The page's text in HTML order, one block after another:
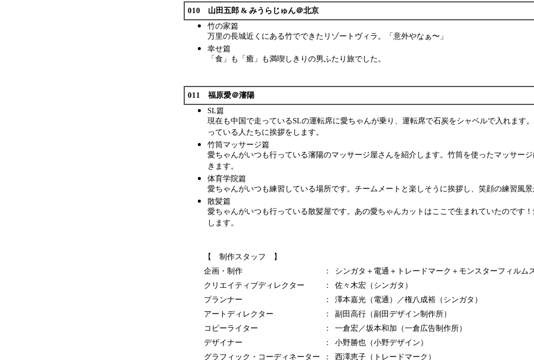
010 山田五郎 & みうらじゅん＠北京
竹の家篇
万里の長城近くにある竹でできたリゾートヴィラ。「意外やなぁ〜」
幸せ篇
「食」も「癒」も満喫しきりの男ふたり旅でした。
011 福原愛＠瀋陽
SL篇
現在も中国で走っているSLの運転席に愛ちゃんが乗り、運転席で石炭をシャベルで入れます
っている人たちに挨拶をします。
竹筒マッサージ篇
愛ちゃんがいつも行っている瀋陽のマッサージ屋さんを紹介します。竹筒を使ったマッサー
きます。
体育学院篇
愛ちゃんがいつも練習している場所です。チームメートと楽しそうに挨拶し、笑顔の練習風
散髪篇
愛ちゃんがいつも行っている散髪屋です。あの愛ちゃんカットはここで生まれていたのです
します。
【 制作スタッフ 】
企画・制作
：
シンガタ＋電通＋トレードマーク＋モンスターフィルム
クリエイティブディレクター
：
佐々木宏（シンガタ）
プランナー
：
澤本嘉光（電通）／権八成裕（シンガタ）
アートディレクター
：
副田高行（副田デザイン制作所）
コピーライター
：
一倉宏／坂本和加（一倉広告制作所）
デザイナー
：
小野勝也（小野デザイン）
グラフィック・コーディネーター
：
西澤恵子（トレードマーク）